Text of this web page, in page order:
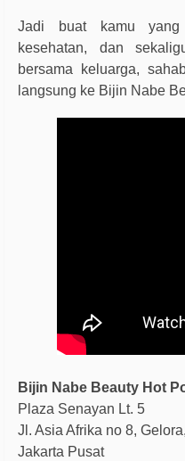
Jadi buat kamu yang
kesehatan, dan
bersama keluarga,
langsung ke Bijin Nabe
Bijin Nabe Beauty Hot
Plaza Senayan Lt. 5
Jl. Asia Afrika no 8,
Jakarta Pusat